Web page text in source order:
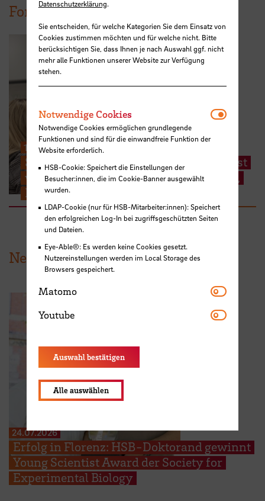
Forschungsprojekt
10/2021-03/2027
StartUpLab@FH 2018: Innovationsgeist
wecken, Disziplingrenzen überwinden,
Neues schaffen (FreiRAUM@HSB)
News aus der HSB
24.07.2026
Erfolg in Florenz: HSB-Doktorand gewinnt
Young Scientist Award der Society for
Experimental Biology
Datenschutzerklärung.
Sie entscheiden, für welche Kategorien Sie dem Einsatz von
Cookies zustimmen möchten und für welche nicht. Bitte
berücksichtigen Sie, dass Ihnen je nach Auswahl ggf. nicht
mehr alle Funktionen unserer Website zur Verfügung
stehen.
Notwendige Cookies
Notwendige Cookies ermöglichen grundlegende
Funktionen und sind für die einwandfreie Funktion der
Website erforderlich.
HSB-Cookie: Speichert die Einstellungen der
Besucher:innen, die im Cookie-Banner ausgewählt
wurden.
LDAP-Cookie (nur für HSB-Mitarbeiter:innen): Speichert
den erfolgreichen Log-In bei zugriffsgeschützten Seiten
und Dateien.
Eye-Able®: Es werden keine Cookies gesetzt.
Nutzereinstellungen werden im Local Storage des
Browsers gespeichert.
Matomo Matomo
Youtube Youtube
Auswahl bestätigen
Alle auswählen